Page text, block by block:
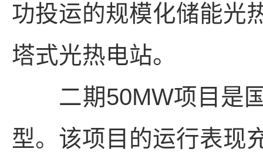
功投运的规模化储能光
塔式光热电站。
二期50MW项目是国
型。该项目的运行表现